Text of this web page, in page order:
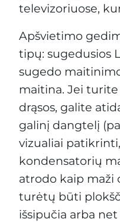
televizoriuose,
Apšvietimo
tipų: sugedusios
sugedo
maitina. Jei
drąsos, galite
galinį dangtelį
vizualiai
kondensatorių
atrodo kaip maži
turėtų būti
išsipučia arba net